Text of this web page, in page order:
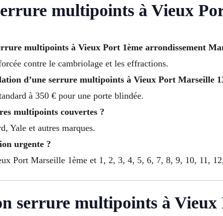
multipoints à Vieux
multipoints à Vieux Port 1ème arrondissement
contre le cambriolage et les effractions.
d’une serrure multipoints à Vieux Port Marseille
à 350 € pour une porte blindée.
multipoints couvertes ?
Yale et autres marques.
urgente ?
Port Marseille 1ème et 1, 2, 3, 4, 5, 6, 7, 8, 9, 10, 11,
serrure multipoints à Vieux